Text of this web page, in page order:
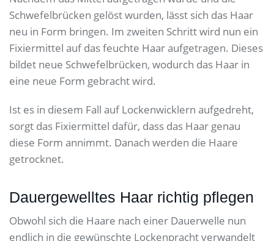
Schwefelbrücken gelöst wurden, lässt sich das Haar
neu in Form bringen. Im zweiten Schritt wird nun ein
Fixiermittel auf das feuchte Haar aufgetragen. Dieses
bildet neue Schwefelbrücken, wodurch das Haar in
eine neue Form gebracht wird.
Ist es in diesem Fall auf Lockenwicklern aufgedreht,
sorgt das Fixiermittel dafür, dass das Haar genau
diese Form annimmt. Danach werden die Haare
getrocknet.
Dauergewelltes Haar richtig pflegen
Obwohl sich die Haare nach einer Dauerwelle nun
endlich in die gewünschte Lockenpracht verwandelt